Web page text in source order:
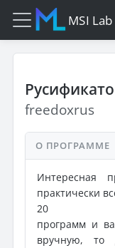
MSI Lab
freedoxrus
О ПРОГРАММЕ
Интересная
практически
20
программ и
вручную, то